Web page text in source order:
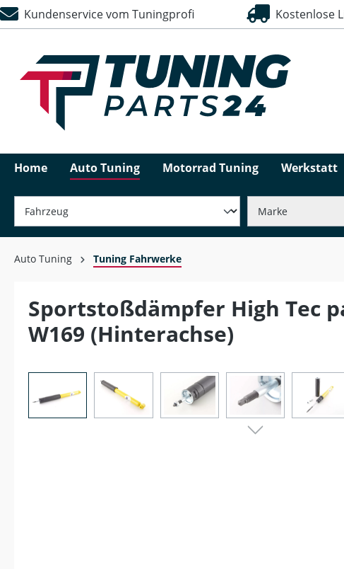
Zur Hauptnavigation springen
Kundenservice vom Tuningprofi Kostenlose
Home Auto Tuning Motorrad Tuning Werkstatt
Auto Tuning Tuning Fahrwerke
Sportstoßdämpfer High Tec
W169 (Hinterachse)
Bildergalerie überspringen